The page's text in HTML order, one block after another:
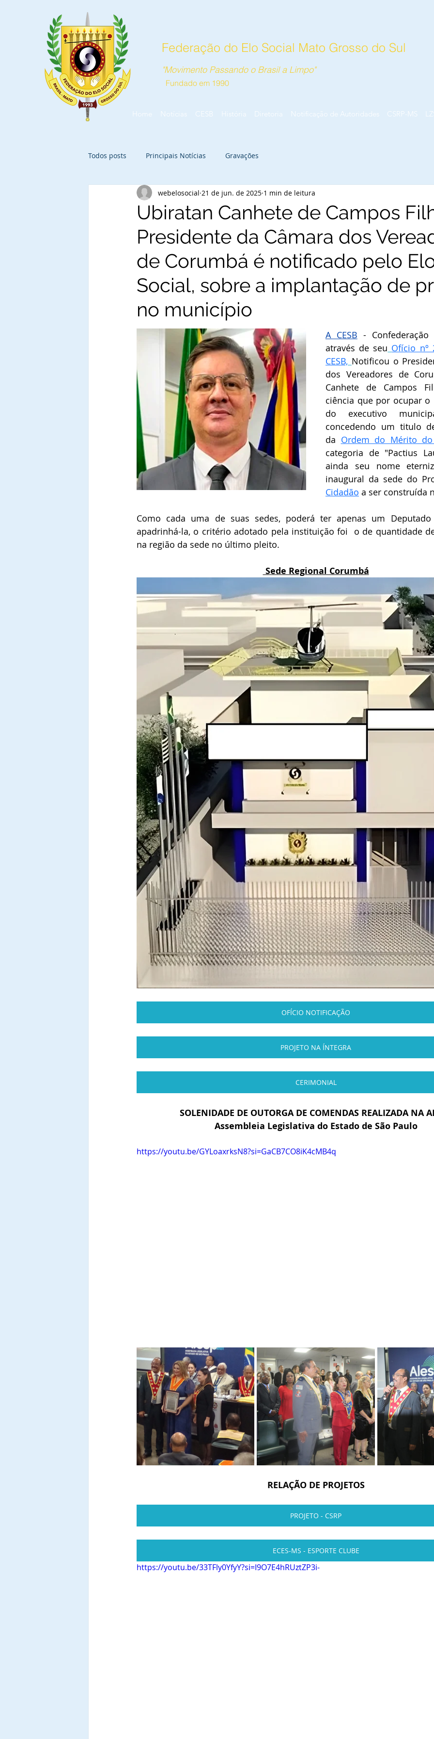
Federação do Elo Social Mato Grosso do Sul
"Movimento Passando o Brasil a Limpo"
Fundado em 1990
Home Notícias CESB História Diretoria Notificação de Autoridades CSRP-MS
Todos posts Principais Notícias Gravações
Ubiratan Canhete de Campos
Presidente da Câmara dos
de Corumbá é notificado pelo
Social, sobre a implantação de
no município
webelosocial 21 de jun. de 2025 1 min de leitura
A CESB -
através de seu Ofício nº
CESB, Notificou o
dos Vereadores de
Canhete de Campos
ciência que por ocupar o
do executivo
concedendo um titulo
da Ordem do Mérito
categoria de "Pactius
ainda seu nome
inaugural da sede do
Cidadão a ser construída
Como cada uma de suas sedes, poderá ter apenas um Deputado
apadrinhá-la, o critério adotado pela instituição foi  o de quantidade
na região da sede no último pleito.
Sede Regional Corumbá
OFÍCIO NOTIFICAÇÃO
PROJETO NA ÍNTEGRA
CERIMONIAL
SOLENIDADE DE OUTORGA DE COMENDAS REALIZADA NA
Assembleia Legislativa do Estado de São Paulo
https://youtu.be/GYLoaxrksN8?si=GaCB7CO8iK4cMB4q
RELAÇÃO DE PROJETOS
PROJETO - CSRP
ECES-MS - ESPORTE CLUBE
https://youtu.be/33TFly0YfyY?si=I9O7E4hRUztZP3i-